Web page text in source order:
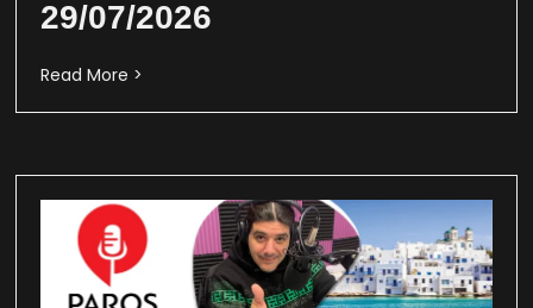
29/07/2026
Read More >